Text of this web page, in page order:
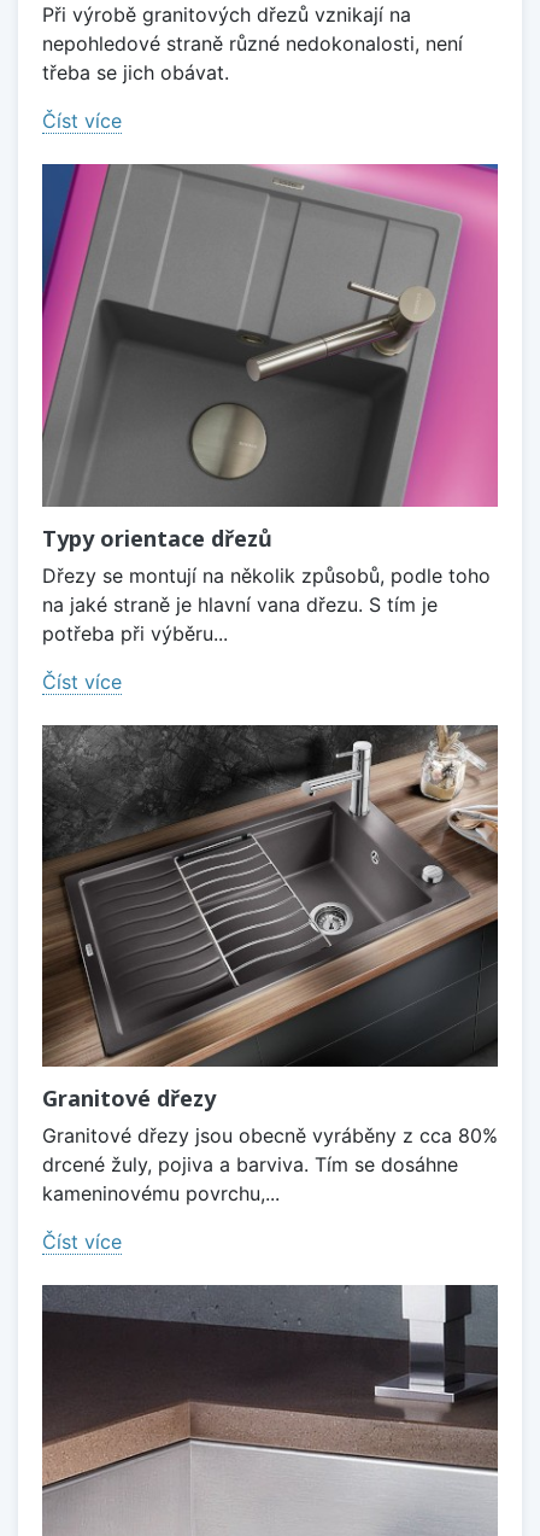
Při výrobě granitových dřezů vznikají na
nepohledové straně různé nedokonalosti, není
třeba se jich obávat.
Číst více
Typy orientace dřezů
Dřezy se montují na několik způsobů, podle toho
na jaké straně je hlavní vana dřezu. S tím je
potřeba při výběru...
Číst více
Granitové dřezy
Granitové dřezy jsou obecně vyráběny z cca 80%
drcené žuly, pojiva a barviva. Tím se dosáhne
kameninovému povrchu,...
Číst více